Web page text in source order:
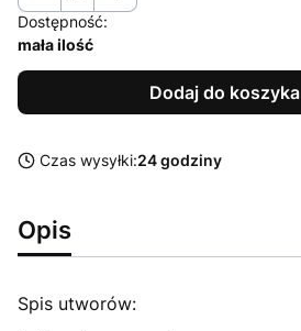
Dostępność:
mała ilość
Dodaj do koszyka
Czas wysyłki:24 godziny
Opis
Spis utworów: